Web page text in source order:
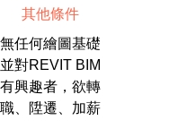
其他條件
無任何繪圖基礎
並對REVIT BIM
有興趣者，欲轉
職、陞遷、加薪